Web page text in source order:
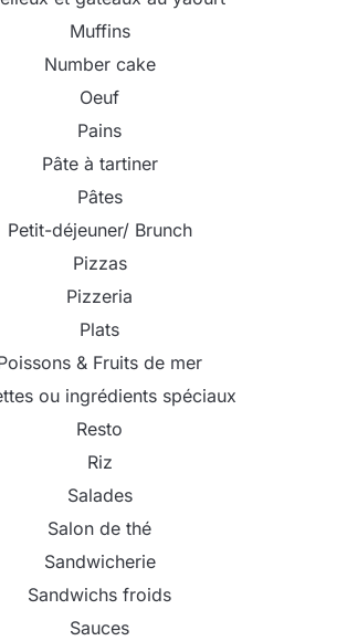
Muffins
Number cake
Oeuf
Pains
Pâte à tartiner
Pâtes
Petit-déjeuner/ Brunch
Pizzas
Pizzeria
Plats
& Fruits de mer
ou ingrédients spéciaux
Resto
Riz
Salades
Salon de thé
Sandwicherie
Sandwichs froids
Sauces